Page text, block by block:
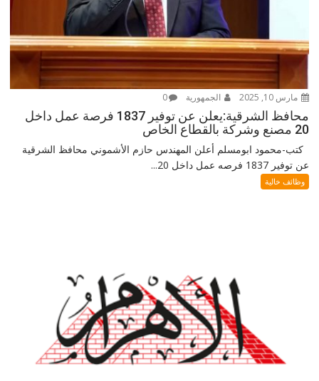
مارس 10, 2025 الجمهورية 0
محافظ الشرقية:يعلن عن توفير 1837 فرصة عمل داخل
20 مصنع وشركة بالقطاع الخاص
كتب-محمود ابومسلم أعلن المهندس حازم الأشموني محافظ الشرقية
عن توفير 1837 فرصه عمل داخل 20...
وظائف خالية